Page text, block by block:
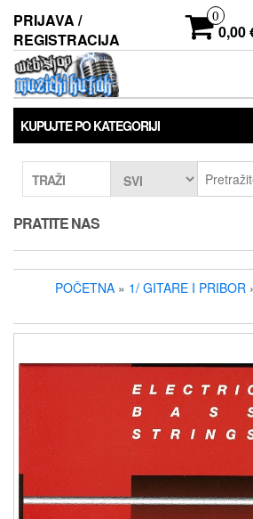
sadržaj
PRIJAVA /
REGISTRACIJA
0
0,00
KUPUJTE PO KATEGORIJI
TRAŽI
PRATITE NAS
POČETNA » 1/ GITARE I PRIBOR